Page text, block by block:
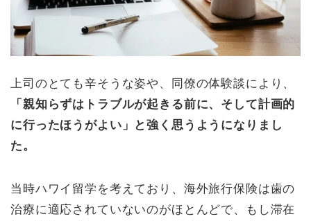
上司のとても辛そうな姿や、同僚の体験談により、
「親知らずはトラブルが起きる前に、そして計画的
に行ったほうがよい」と強く思うようになりまし
た。
当時ハワイ留学を考えており、海外旅行保険は歯の
治療に適応されていないのがほとんどで、もし滞在